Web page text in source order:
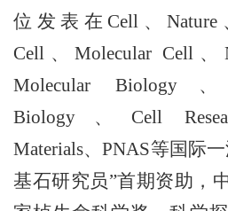
位发表在 Cell、 Nature
Cell 、Molecular Cell 、
Molecular Biology 、
Biology 、 Cell
Materials、PNAS等国际
基石研究员”首期资助，